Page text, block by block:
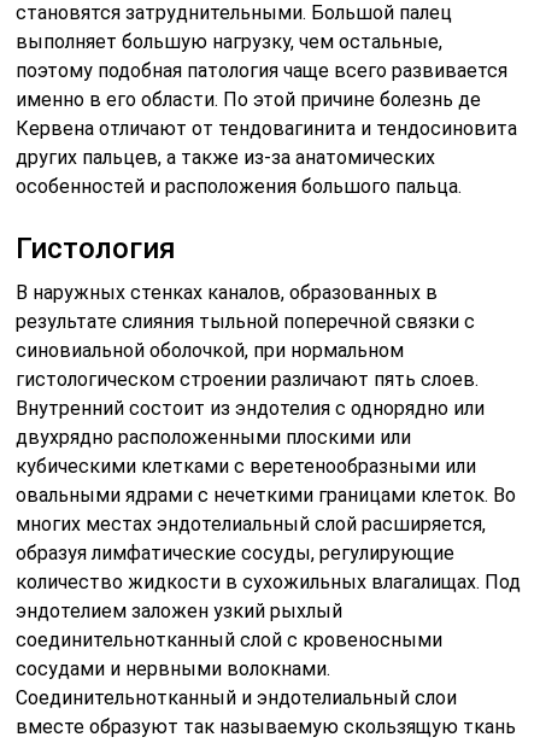
становятся затруднительными. Большой палец
выполняет большую нагрузку, чем остальные,
поэтому подобная патология чаще всего развивается
именно в его области. По этой причине болезнь де
Кервена отличают от тендовагинита и тендосиновита
других пальцев, а также из-за анатомических
особенностей и расположения большого пальца.
Гистология
В наружных стенках каналов, образованных в
результате слияния тыльной поперечной связки с
синовиальной оболочкой, при нормальном
гистологическом строении различают пять слоев.
Внутренний состоит из эндотелия с однорядно или
двухрядно расположенными плоскими или
кубическими клетками с веретенообразными или
овальными ядрами с нечеткими границами клеток. Во
многих местах эндотелиальный слой расширяется,
образуя лимфатические сосуды, регулирующие
количество жидкости в сухожильных влагалищах. Под
эндотелием заложен узкий рыхлый
соединительнотканный слой с кровеносными
сосудами и нервными волокнами.
Соединительнотканный и эндотелиальный слои
вместе образуют так называемую скользящую ткань